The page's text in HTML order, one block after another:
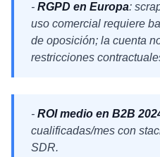
- RGPD en Europa:
uso comercial requiere
de oposición; la cuenta
restricciones
- ROI medio en B2B
cualificadas/mes con
SDR.